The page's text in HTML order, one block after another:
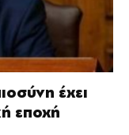
έχει
εποχή